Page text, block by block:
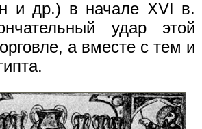
и др.) в начале XVI в.
удар этой
а вместе с тем и